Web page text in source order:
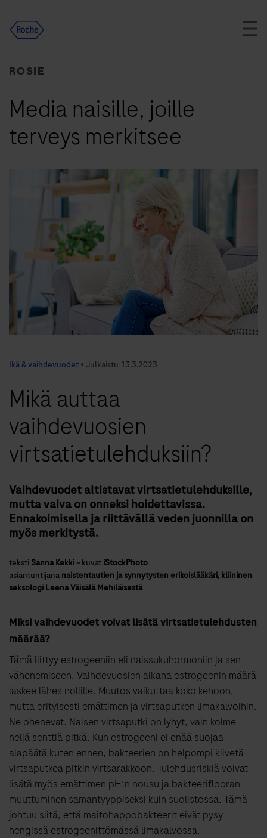
content
ROSIE
Media naisille, joille
terveys merkitsee
Ikä & vaihdevuodet • Julkaistu 13.3.2023
Mikä auttaa
vaihdevuosien
virtsatietulehduksiin?
Vaihdevuodet altistavat virtsatietulehduksille,
mutta vaiva on onneksi hoidettavissa.
Ennakoimisella ja riittävällä veden juonnilla on
myös merkitystä.
teksti Sanna Kekki~ kuvat iStockPhoto
asiantuntijana naistentautien ja synnytysten erikoislääkäri, kliininen
seksologi Leena Väisälä Mehiläisestä
Miksi vaihdevuodet voivat lisätä virtsatietulehdusten
määrää?
Tämä liittyy estrogeeniin eli naissukuhormoniin ja sen
vähenemiseen. Vaihdevuosien aikana estrogeenin määrä
laskee lähes nollille. Muutos vaikuttaa koko kehoon,
mutta erityisesti emättimen ja virtsaputken limakalvoihin.
Ne ohenevat. Naisen virtsaputki on lyhyt, vain kolme­–
neljä senttiä pitkä. Kun estrogeeni ei enää suojaa
alapäätä kuten ennen, bakteerien on helpompi kiivetä
virtsaputkea pitkin virtsarakkoon. Tulehdusriskiä voivat
lisätä myös emättimen pH:n nousu ja bakteeriflooran
muuttuminen samantyyppiseksi kuin suolistossa. Tämä
johtuu siitä, että maitohappobakteerit eivät pysy
hengissä estrogeenittömässä limakalvossa.